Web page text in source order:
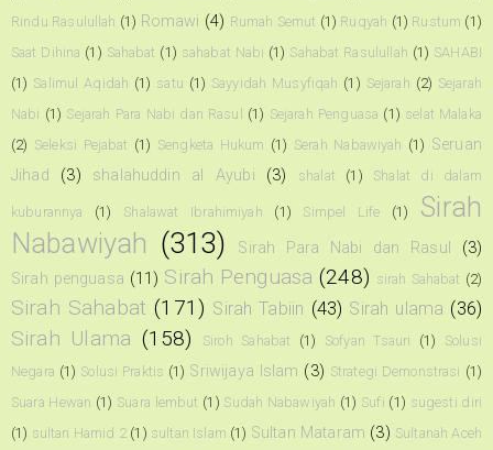
Rindu Rasulullah (1) Romawi (4) Rumah Semut (1) Ruqyah (1) Rustum (1)
Saat Dihina (1) Sahabat (1) sahabat Nabi (1) Sahabat Rasulullah (1) SAHABI
(1) Salimul Aqidah (1) satu (1) Sayyidah Musyfiqah (1) Sejarah (2) Sejarah
Nabi (1) Sejarah Para Nabi dan Rasul (1) Sejarah Penguasa (1) selat Malaka
(2) Seleksi Pejabat (1) Sengketa Hukum (1) Serah Nabawiyah (1) Seruan
Jihad
(3) shalahuddin al Ayubi (3) shalat (1) Shalat di dalam
kuburannya (1) Shalawat Ibrahimiyah (1) Simpel Life (1)
Sirah
Nabawiyah (313) Sirah Para Nabi dan Rasul
(3)
Sirah penguasa (11) Sirah Penguasa (248) sirah Sahabat (2)
Sirah Sahabat (171) Sirah Tabiin (43) Sirah ulama (36)
Sirah Ulama (158) Siroh Sahabat (1) Sofyan Tsauri (1)
Solusi
Negara (1) Solusi Praktis (1) Sriwijaya Islam (3) Strategi Demonstrasi (1)
Suara Hewan (1) Suara lembut (1) Sudah Nabawiyah (1) Sufi (1) sugesti diri
(1) sultan Hamid 2 (1) sultan Islam (1) Sultan Mataram (3) Sultanah Aceh